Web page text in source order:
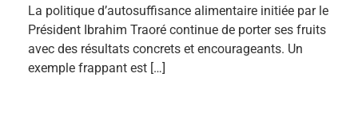
La politique d’autosuffisance alimentaire initiée par le
Président Ibrahim Traoré continue de porter ses fruits
avec des résultats concrets et encourageants. Un
exemple frappant est […]